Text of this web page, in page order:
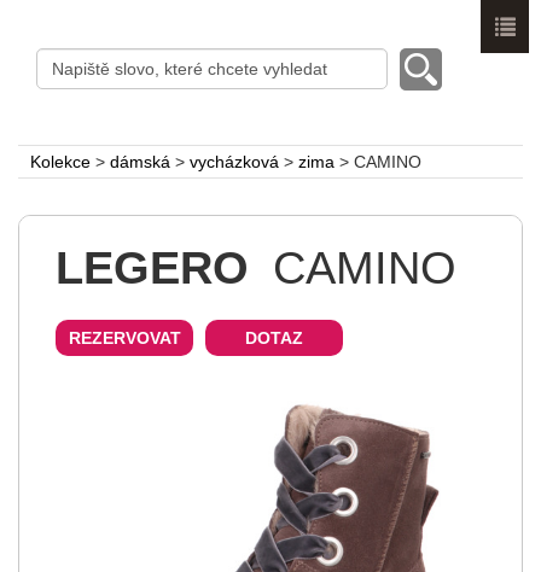
Kolekce > dámská > vycházková > zima > CAMINO
LEGERO CAMINO
REZERVOVAT DOTAZ